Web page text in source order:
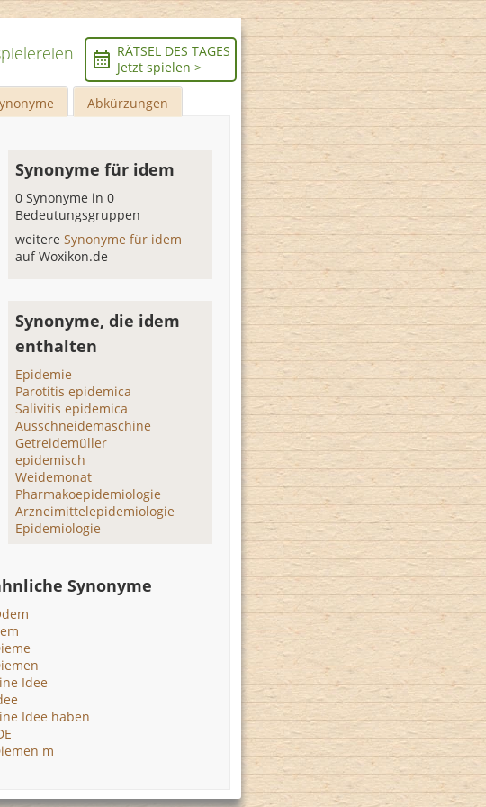
RÄTSEL DES TAGES
Jetzt spielen >
Abkürzungen
Synonyme für idem
0 Synonyme in 0
Bedeutungsgruppen
weitereSynonyme für idem
auf Woxikon.de
Synonyme, die idem
enthalten
Epidemie
Parotitis epidemica
Salivitis epidemica
Ausschneidemaschine
Getreidemüller
epidemisch
Weidemonat
Pharmakoepidemiologie
Arzneimittelepidemiologie
Epidemiologie
Synonyme
Idee
Idee haben
m